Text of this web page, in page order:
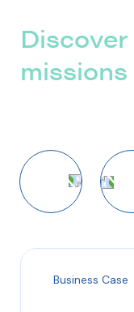
missions
Business Case